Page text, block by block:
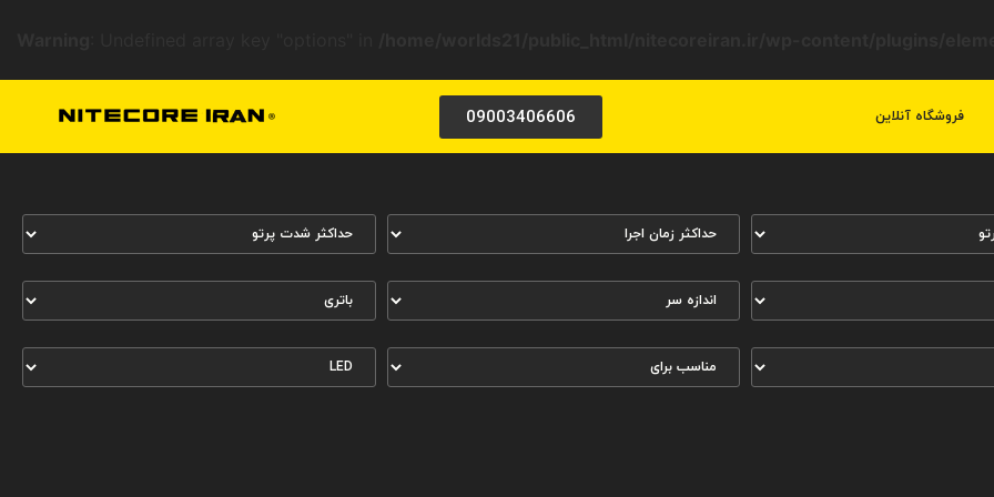
فروشگاه آنلاین 09003406606